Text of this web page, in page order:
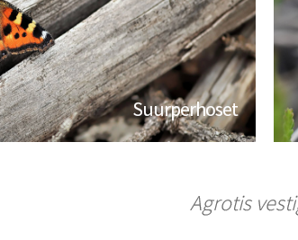
Suurperhoset
Agrotis